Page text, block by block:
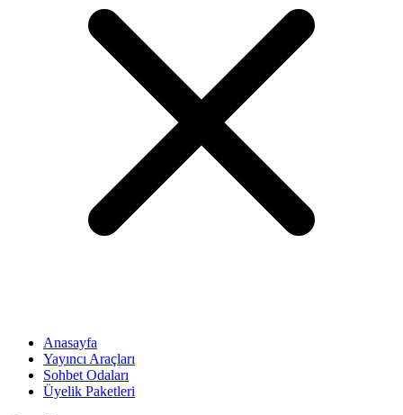
Anasayfa
Yayıncı Araçları
Sohbet Odaları
Üyelik Paketleri